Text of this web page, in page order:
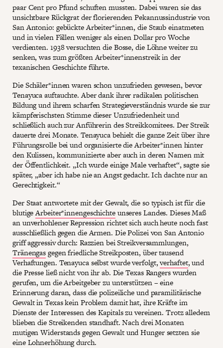
paar Cent pro Pfund schuften mussten. Dabei waren sie das
unsichtbare Rückgrat der florierenden Pekannussindustrie von
San Antonio: gebückte Arbeiter*innen, die Staub einatmeten
und in vielen Fällen weniger als einen Dollar pro Woche
verdienten. 1938 versuchten die Bosse, die Löhne weiter zu
senken, was zum größten Arbeiter*innenstreik in der
texanischen Geschichte führte.
Die Schäler*innen waren schon unzufrieden gewesen, bevor
Tenayuca auftauchte. Aber dank ihrer radikalen politischen
Bildung und ihrem scharfen Strategieverständnis wurde sie zur
kämpferischsten Stimme dieser Unzufriedenheit und
schließlich auch zur Anführerin des Streikkomitees. Der Streik
dauerte drei Monate. Tenayuca behielt die ganze Zeit über ihre
Führungsrolle bei und organisierte die Arbeiter*innen hinter
den Kulissen, kommunizierte aber auch in deren Namen mit
der Öffentlichkeit. „Ich wurde einige Male verhaftet“, sagte sie
später, „aber ich habe nie an Angst gedacht. Ich dachte nur an
Gerechtigkeit.“
Der Staat antwortete mit der Gewalt, die so typisch ist für die
blutigeArbeiter*innengeschichteunseres Landes. Dieses Maß
an unverhohlener Repression richtet sich auch heute noch fast
ausschließlich gegen die Armen. Die Polizei von San Antonio
griff aggressiv durch: Razzien bei Streikversammlungen,
Tränengasgegen friedliche Streikposten, über tausend
Verhaftungen. Tenayuca selbst wurde verfolgt,verhaftet, und
die Presse ließ nicht von ihr ab. Die Texas Rangers wurden
gerufen, um die Arbeitgeber zu unterstützen – eine
Erinnerung daran, dass die polizeiliche und paramilitärische
Gewalt in Texas kein Problem damit hat, ihre Kräfte im
Dienste der Interessen des Kapitals zu vereinen. Trotz alledem
blieben die Streikenden standhaft. Nach drei Monaten
mutigen Widerstands gegen Gewalt und Hunger setzten sie
eine Lohnerhöhung durch.